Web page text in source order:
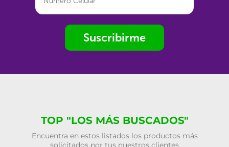
Suscribirme
TOP "LOS MÁS BUSCADOS"
Encuentra en estos listados los productos más
solicitados por tus nuestros clientes